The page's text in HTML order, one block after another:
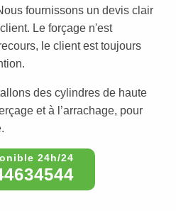
fournissons un devis clair
Le forçage n'est
le client est toujours
des cylindres de haute
et à l’arrachage, pour